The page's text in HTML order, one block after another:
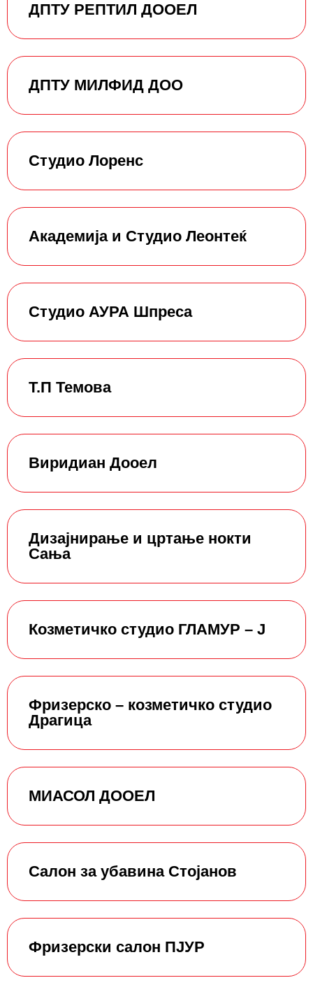
ДПТУ РЕПТИЛ ДООЕЛ
ДПТУ МИЛФИД ДОО
Студио Лоренс
Академија и Студио Леонтеќ
Студио АУРА Шпреса
Т.П Темова
Виридиан Дооел
Дизајнирање и цртање нокти
Сања
Козметичко студио ГЛАМУР – Ј
Фризерско – козметичко студио
Драгица
МИАСОЛ ДООЕЛ
Салон за убавина Стојанов
Фризерски салон ПЈУР